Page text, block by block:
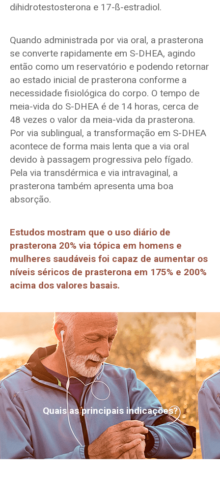
dihidrotestosterona e 17-ß-estradiol.
Quando administrada por via oral, a prasterona
se converte rapidamente em S-DHEA, agindo
então como um reservatório e podendo retornar
ao estado inicial de prasterona conforme a
necessidade fisiológica do corpo. O tempo de
meia-vida do S-DHEA é de 14 horas, cerca de
48 vezes o valor da meia-vida da prasterona.
Por via sublingual, a transformação em S-DHEA
acontece de forma mais lenta que a via oral
devido à passagem progressiva pelo fígado.
Pela via transdérmica e via intravaginal, a
prasterona também apresenta uma boa
absorção.
Estudos mostram que o uso diário de
prasterona 20% via tópica em homens e
mulheres saudáveis foi capaz de aumentar os
níveis séricos de prasterona em 175% e 200%
acima dos valores basais.
Quais as principais indicações?